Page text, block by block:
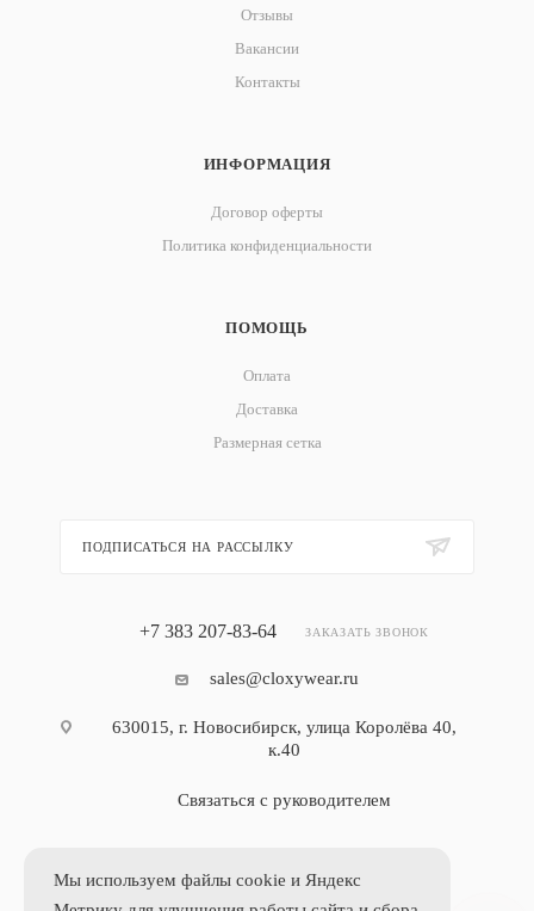
Отзывы
Вакансии
Контакты
ИНФОРМАЦИЯ
Договор оферты
Политика конфиденциальности
ПОМОЩЬ
Оплата
Доставка
Размерная сетка
ПОДПИСАТЬСЯ НА РАССЫЛКУ
+7 383 207-83-64 ЗАКАЗАТЬ ЗВОНОК
sales@cloxywear.ru
630015, г. Новосибирск, улица Королёва 40,
к.40
Связаться с руководителем
Мы используем файлы cookie и Яндекс